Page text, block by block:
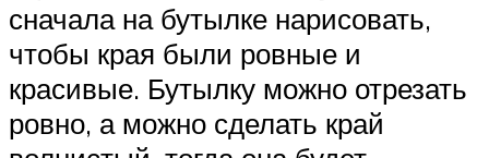
сначала на бутылке нарисовать,
чтобы края были ровные и
красивые. Бутылку можно отрезать
ровно, а можно сделать край